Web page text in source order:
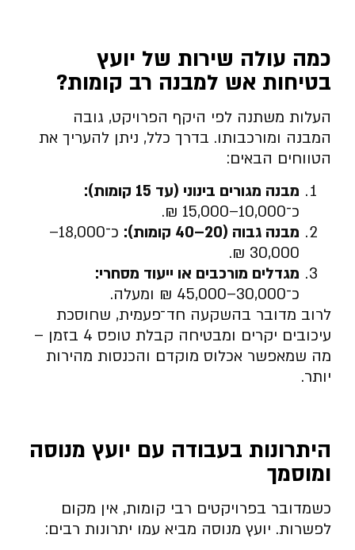
כמה עולה שירות של יועץ
בטיחות אש למבנה רב קומות?
העלות משתנה לפי היקף הפרויקט, גובה
המבנה ומורכבותו. בדרך כלל, ניתן להעריך את
הטווחים הבאים:
מבנה מגורים בינוני (עד 15 קומות)
:
כ־10,000–15,000 ₪.
מבנה גבוה (20–40 קומות)
:
כ־18,000–
30,000 ₪.
מגדלים מורכבים או ייעוד מסחרי:
כ־30,000–45,000 ₪ ומעלה.
לרוב מדובר בהשקעה חד־פעמית, שחוסכת
עיכובים יקרים ומבטיחה קבלת טופס 4 בזמן –
מה שמאפשר אכלוס מוקדם והכנסות מהירות
יותר.
היתרונות בעבודה עם יועץ מנוסה
ומוסמך
כשמדובר בפרויקטים רבי קומות, אין מקום
לפשרות. יועץ מנוסה מביא עמו יתרונות רבים: